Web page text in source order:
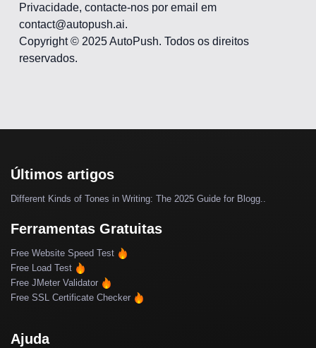
Privacidade, contacte-nos por email em
contact@autopush.ai.
Copyright © 2025 AutoPush. Todos os direitos
reservados.
Últimos artigos
Different Kinds of Tones in Writing: The 2025 Guide for Blogg..
Ferramentas Gratuitas
Free Website Speed Test
Free Load Test
Free JMeter Validator
Free SSL Certificate Checker
Ajuda